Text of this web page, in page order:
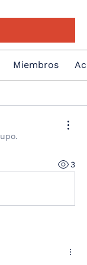
Miembros
3